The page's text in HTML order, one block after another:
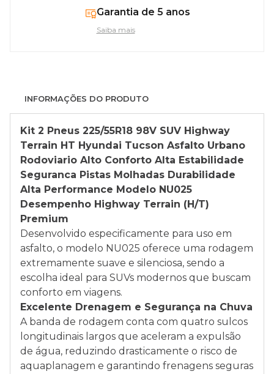
Garantia de 5 anos
Saiba mais
INFORMAÇÕES DO PRODUTO
Kit 2 Pneus 225/55R18 98V SUV Highway
Terrain HT Hyundai Tucson Asfalto Urbano
Rodoviario Alto Conforto Alta Estabilidade
Seguranca Pistas Molhadas Durabilidade
Alta Performance Modelo NU025
Desempenho Highway Terrain (H/T)
Premium
Desenvolvido especificamente para uso em
asfalto, o modelo NU025 oferece uma rodagem
extremamente suave e silenciosa, sendo a
escolha ideal para SUVs modernos que buscam
conforto em viagens.
Excelente Drenagem e Segurança na Chuva
A banda de rodagem conta com quatro sulcos
longitudinais largos que aceleram a expulsão
de água, reduzindo drasticamente o risco de
aquaplanagem e garantindo frenagens seguras